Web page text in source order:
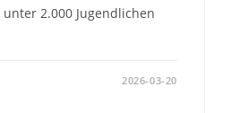
2.000 Jugendlichen
2026-03-20